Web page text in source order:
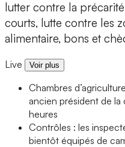
lutter contre la
courts, lutte contre les
alimentaire, bons et
Live Voir plus
Chambres
ancien président de
heures
Contrôles : les
bientôt équipés de